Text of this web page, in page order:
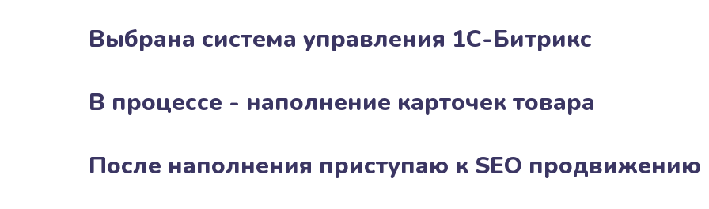
Выбрана система управления 1С-Битрикс
В процессе - наполнение карточек товара
После наполнения приступаю к SEO продвижению